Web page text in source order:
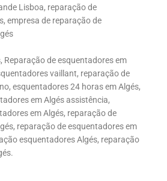
Lisboa, reparação de
empresa de reparação de
Reparação de esquentadores em
vaillant, reparação de
esquentadores 24 horas em Algés,
em Algés assistência,
em Algés, reparação de
reparação de esquentadores em
esquentadores Algés, reparação